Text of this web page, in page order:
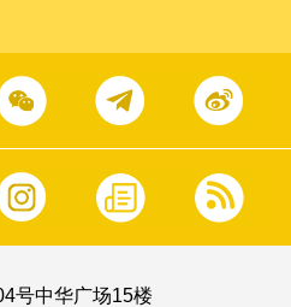
号中华广场15楼